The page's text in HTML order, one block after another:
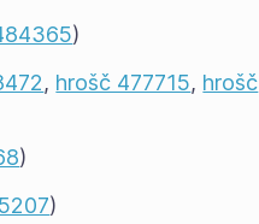
)
, hrošč 477715, hrošč
)
)